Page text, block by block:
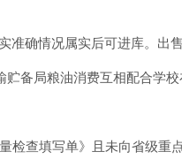
准确情况属实后可进库。出
备局粮油消费互相配合学
检查填写单》且未向省级重